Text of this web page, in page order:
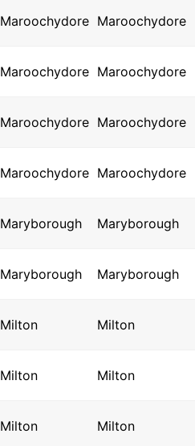
Maroochydore Maroochydore
Maroochydore Maroochydore
Maroochydore Maroochydore
Maroochydore Maroochydore
Maryborough Maryborough
Maryborough Maryborough
Milton Milton
Milton Milton
Milton Milton